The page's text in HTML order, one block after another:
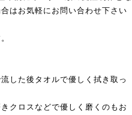
はお気軽にお問い合わせ下さい
した後タオルで優しく拭き取っ
クロスなどで優しく磨くのもお